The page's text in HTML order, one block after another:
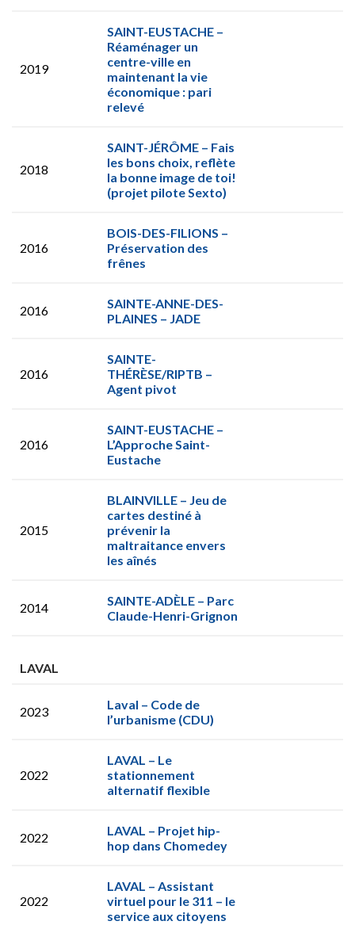
2019
SAINT-EUSTACHE –
Réaménager un
centre-ville en
maintenant la vie
économique : pari
relevé
2018
SAINT-JÉRÔME – Fais
les bons choix, reflète
la bonne image de toi!
(projet pilote Sexto)
2016
BOIS-DES-FILIONS –
Préservation des
frênes
2016
SAINTE-ANNE-DES-
PLAINES – JADE
2016
SAINTE-
THÉRÈSE/RIPTB –
Agent pivot
2016
SAINT-EUSTACHE –
L’Approche Saint-
Eustache
2015
BLAINVILLE – Jeu de
cartes destiné à
prévenir la
maltraitance envers
les aînés
2014
SAINTE-ADÈLE – Parc
Claude-Henri-Grignon
LAVAL
2023
Laval – Code de
l’urbanisme (CDU)
2022
LAVAL – Le
stationnement
alternatif flexible
2022
LAVAL – Projet hip-
hop dans Chomedey
2022
LAVAL – Assistant
virtuel pour le 311 – le
service aux citoyens